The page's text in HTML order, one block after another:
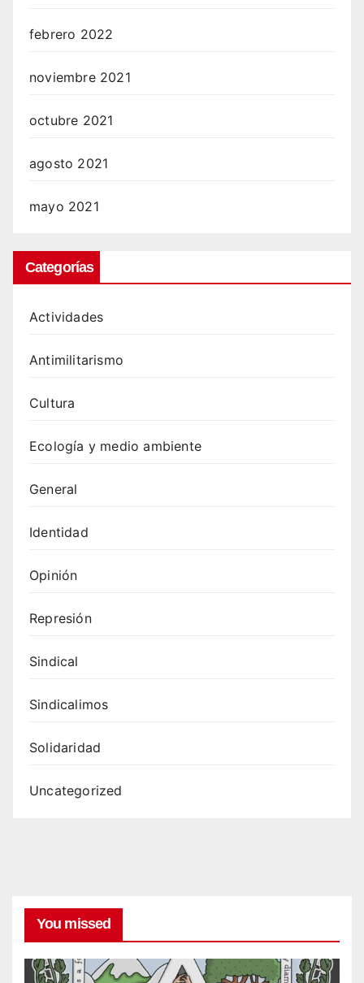
febrero 2022
noviembre 2021
octubre 2021
agosto 2021
mayo 2021
Categorías
Actividades
Antimilitarismo
Cultura
Ecología y medio ambiente
General
Identidad
Opinión
Represión
Sindical
Sindicalimos
Solidaridad
Uncategorized
You missed